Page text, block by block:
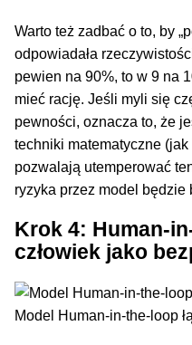
Warto też zadbać o to, by
odpowiadała
pewien na 90%, to w 9 na
mieć rację. Jeśli myli się
pewności, oznacza to, że
techniki matematyczne
pozwalają utemperować
ryzyka przez model będzie
Krok 4: Human-
człowiek jako
Model Human-in-the-loop